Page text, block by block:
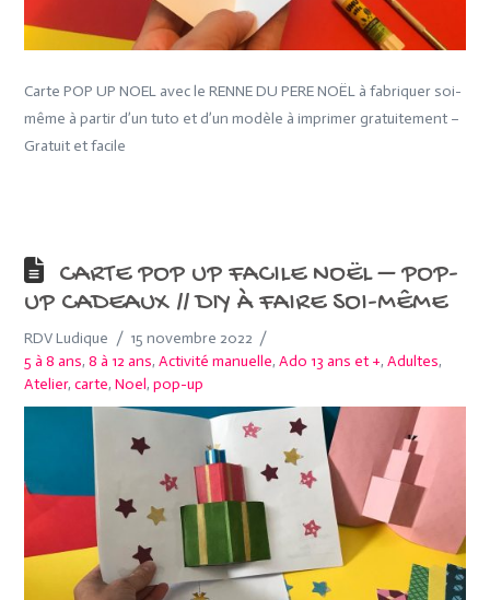
Carte POP UP NOEL avec le RENNE DU PERE NOËL à fabriquer soi-
même à partir d’un tuto et d’un modèle à imprimer gratuitement –
Gratuit et facile
CARTE POP UP FACILE NOËL – POP-
UP CADEAUX // DIY À FAIRE SOI-MÊME
RDV Ludique
15 novembre 2022
5 à 8 ans,8 à 12 ans,Activité manuelle,Ado 13 ans et +,Adultes,
Atelier,carte,Noel,pop-up